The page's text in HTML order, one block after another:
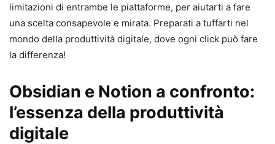
limitazioni di entrambe le piattaforme, per aiutarti a fare
una scelta consapevole e mirata. Preparati a tuffarti nel
mondo della produttività digitale, dove ogni click può fare
la differenza!
Obsidian e Notion a confronto:
l’essenza della produttività
digitale